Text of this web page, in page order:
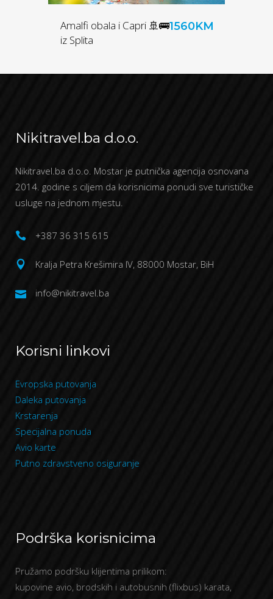
Amalfi obala i Capri 🚢🚌
iz Splita
1560KM
Nikitravel.ba d.o.o.
Nikitravel.ba d.o.o. Mostar je putnička agencija osnovana
2014. godine s ciljem da korisnicima ponudi sve turističke
usluge na jednom mjestu.
+387 36 315 615
Kralja Petra Krešimira IV, 88000 Mostar, BiH
info@nikitravel.ba
Korisni linkovi
Evropska putovanja
Daleka putovanja
Krstarenja
Specijalna ponuda
Avio karte
Putno zdravstveno osiguranje
Podrška korisnicima
Pružamo podršku klijentima prilikom:
kupovine avio, brodskih i autobusnih (flixbus) karata,